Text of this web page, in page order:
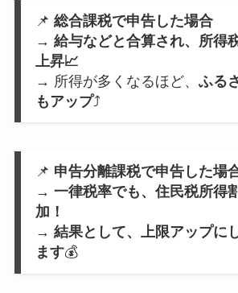
📌 総合課税で申告した場合
→ 給与などと合算され、所得
上昇📈
→ 所得が多くなるほど、 ふる
もアップ⤴️
📌 申告分離課税で申告した場
→ 一律税率でも、住民税所得
加！
→ 結果として、上限アップに
ます💰